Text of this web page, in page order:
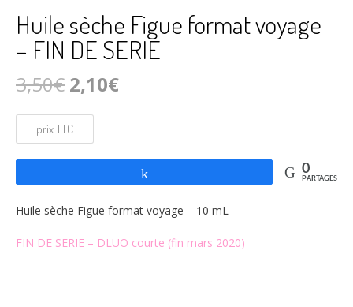
Huile sèche Figue format voyage
– FIN DE SERIE
3,50€ Le
prix
initial
2,10€Le
est :
0
PARTAGES
Huile sèche Figue format voyage – 10 mL
FIN DE SERIE – DLUO courte (fin mars 2020)